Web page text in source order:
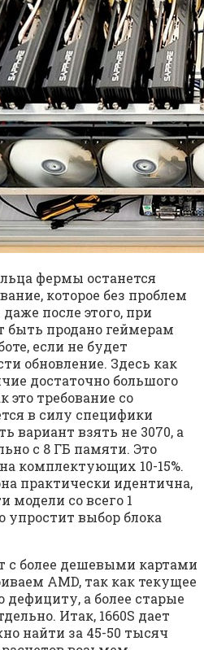
фермы останется
которое без проблем
после этого, при
продано геймерам
если не будет
обновление. Здесь как
достаточно большого
это требование со
в силу специфики
вариант взять не 3070, а
с 8 ГБ памяти. Это
комплектующих 10-15%.
практически идентична,
со всего 1
упростит выбор блока
с более дешевыми картами
AMD, так как текущее
дефициту, а более старые
Итак, 1660S дает
найти за 45-50 тысяч